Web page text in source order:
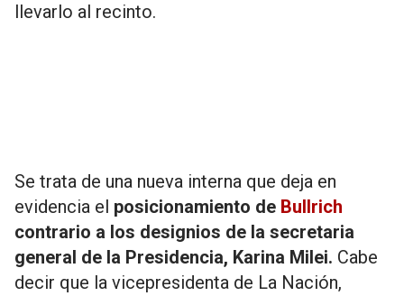
llevarlo al recinto.
Se trata de una nueva interna que deja en
evidencia el posicionamiento de Bullrich
contrario a los designios de la secretaria
general de la Presidencia, Karina Milei. Cabe
decir que la vicepresidenta de La Nación,